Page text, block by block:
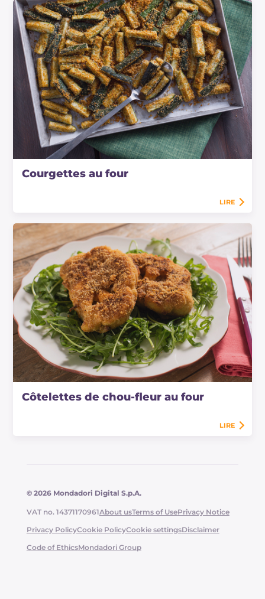
Courgettes au four
LIRE
Côtelettes de chou-fleur au four
LIRE
© 2026 Mondadori Digital S.p.A.
VAT no. 14371170961About usTerms of UsePrivacy Notice
Privacy PolicyCookie PolicyCookie settingsDisclaimer
Code of EthicsMondadori Group